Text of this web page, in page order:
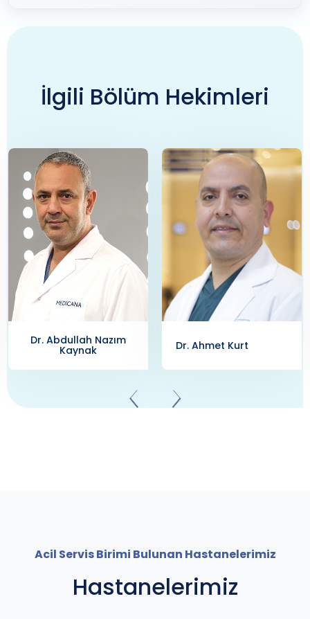
İlgili Bölüm Hekimleri
Dr. Ahmet Kurt Dr. Akif Takaz
Acil Servis Birimi Bulunan Hastanelerimiz
Hastanelerimiz